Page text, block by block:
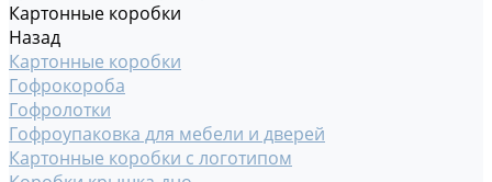
Картонные коробки
Назад
Картонные коробки
Гофрокороба
Гофролотки
Гофроупаковка для мебели и дверей
Картонные коробки с логотипом